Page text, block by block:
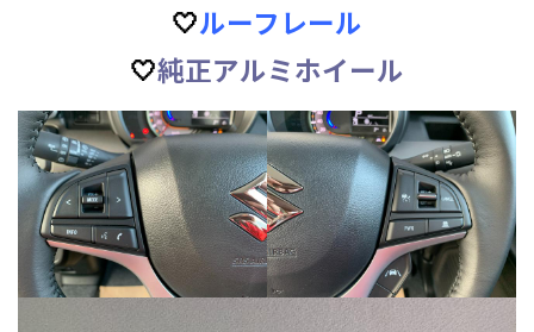
🤍ルーフレール
🤍純正アルミホイール